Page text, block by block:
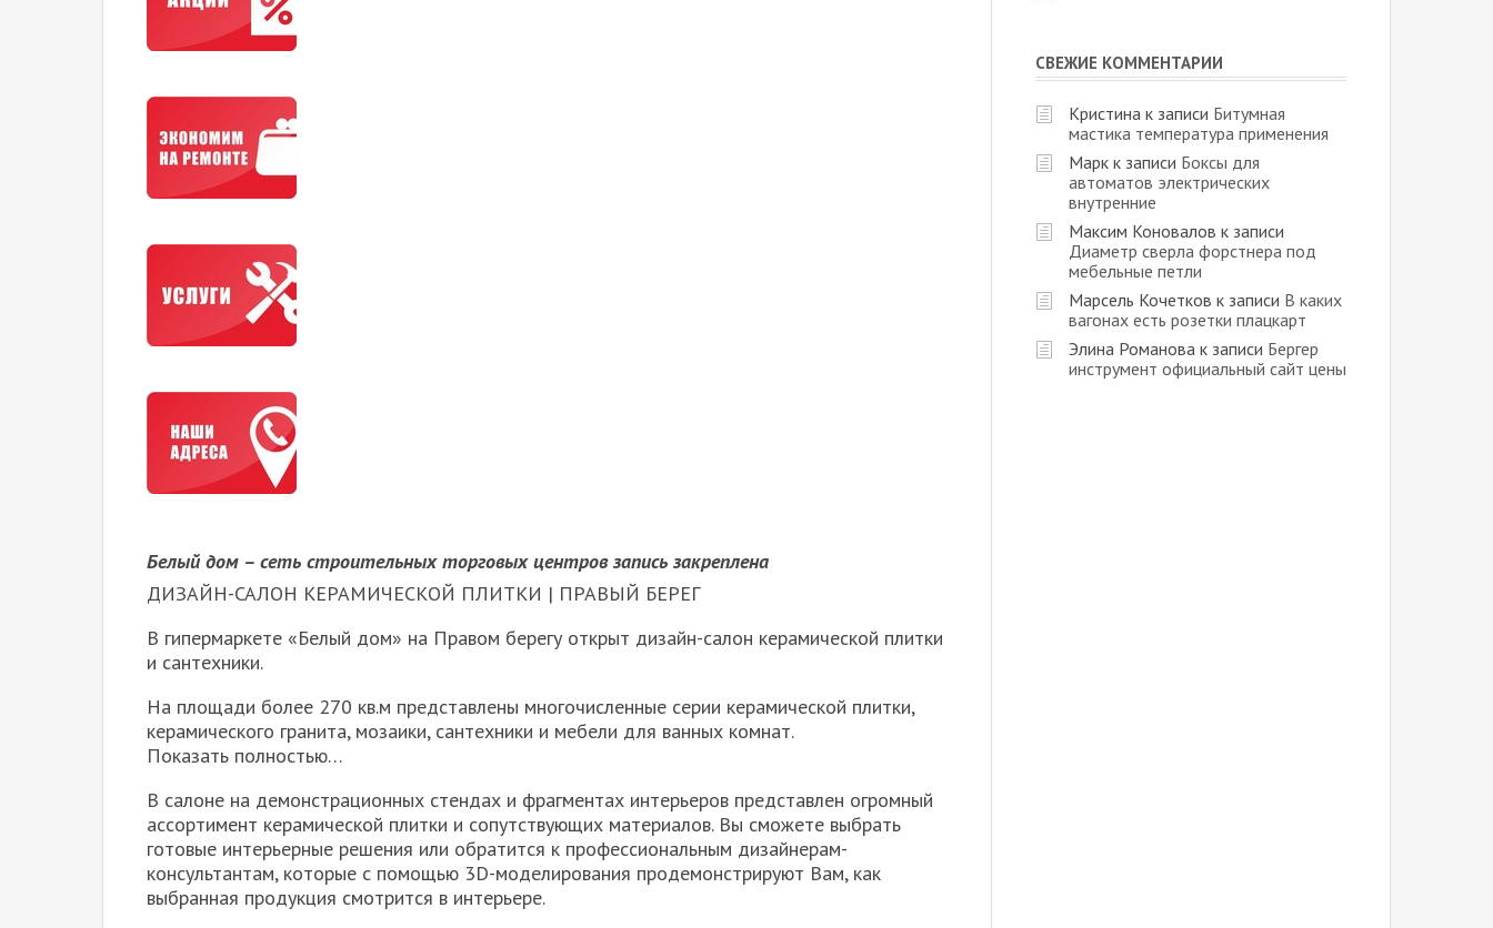
Белый дом – сеть строительных торговых центров запись закреплена
ДИЗАЙН-САЛОН КЕРАМИЧЕСКОЙ ПЛИТКИ | ПРАВЫЙ БЕРЕГ
В гипермаркете «Белый дом» на Правом берегу открыт дизайн-салон керамической плитки
и сантехники.
На площади более 270 кв.м представлены многочисленные серии керамической плитки,
керамического гранита, мозаики, сантехники и мебели для ванных комнат.
Показать полностью…
В салоне на демонстрационных стендах и фрагментах интерьеров представлен огромный
ассортимент керамической плитки и сопутствующих материалов. Вы сможете выбрать
готовые интерьерные решения или обратится к профессиональным дизайнерам-
консультантам, которые с помощью 3D-моделирования продемонстрируют Вам, как
выбранная продукция смотрится в интерьере.
СВЕЖИЕ КОММЕНТАРИИ
Кристина к записи Битумная
мастика температура применения
Марк к записи Боксы для
автоматов электрических
внутренние
Максим Коновалов к записи
Диаметр сверла форстнера под
мебельные петли
Марсель Кочетков к записи В каких
вагонах есть розетки плацкарт
Элина Романова к записи Бергер
инструмент официальный сайт цены